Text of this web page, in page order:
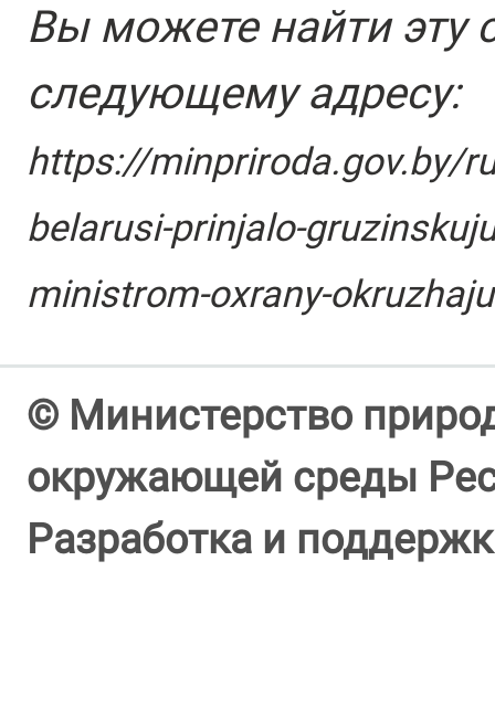
Вы можете найти эту
следующему адресу:
https://minpriroda.gov.by/
belarusi-prinjalo-
ministrom-oxrany-
© Министерство
окружающей среды
Разработка и